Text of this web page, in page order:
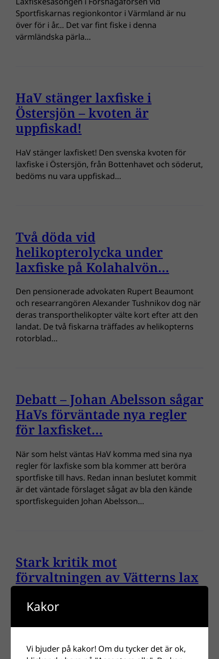
Sportfiskarnas regionkontor i Värmland är nu
över för i år… Det var fint fiske i denna
värmländska pärla…
HaV stänger laxfiske i
Östersjön – kvoten är
uppfiskad!
HaV stänger laxfisket! Den svenska kvoten för
laxfiske i Östersjön, från Bottenhavet och söderut,
bedöms nu vara uppfiskad…
Två döda vid
helikopterolycka under
laxfiske på Kolahalvön…
Den pensionerade advokaten Rupert Beaumont
och researrangören Alexander Tushnikov dog när
deras transporthelikopter välte kort efter att den
landat. De två fiskarna träffades av helikopterns
rotorblad…
Debatt – Johan Abelsson sågar
HaVs förväntade nya regler
för laxfisket…
När som helst väntas HaV komma med sina nya
regler för laxfiske som bla kommer att beröra
sportfiske till havs. Redan innan beslutet kommit
är det väntade förslaget sågat av bla den kände
sportfiskeguiden Johan Abelsson…
Stark kritik mot
förvaltningen av Vätterns lax
veritabel bredsida med kritik mot hur fisket i
tjänstemän…
Kakor
Vi bjuder på kakor! Om du tycker det är ok,